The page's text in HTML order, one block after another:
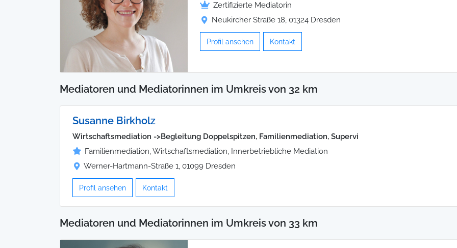
Zertifizierte Mediatorin
Neukircher Straße 18, 01324 Dresden
Profil ansehen Kontakt
Mediatoren und Mediatorinnen im Umkreis von 32 km
Susanne Birkholz
Wirtschaftsmediation ->Begleitung Doppelspitzen, Familienmediation, Supervi
Familienmediation, Wirtschaftsmediation, Innerbetriebliche Mediation
Werner-Hartmann-Straße 1, 01099 Dresden
Profil ansehen Kontakt
Mediatoren und Mediatorinnen im Umkreis von 33 km